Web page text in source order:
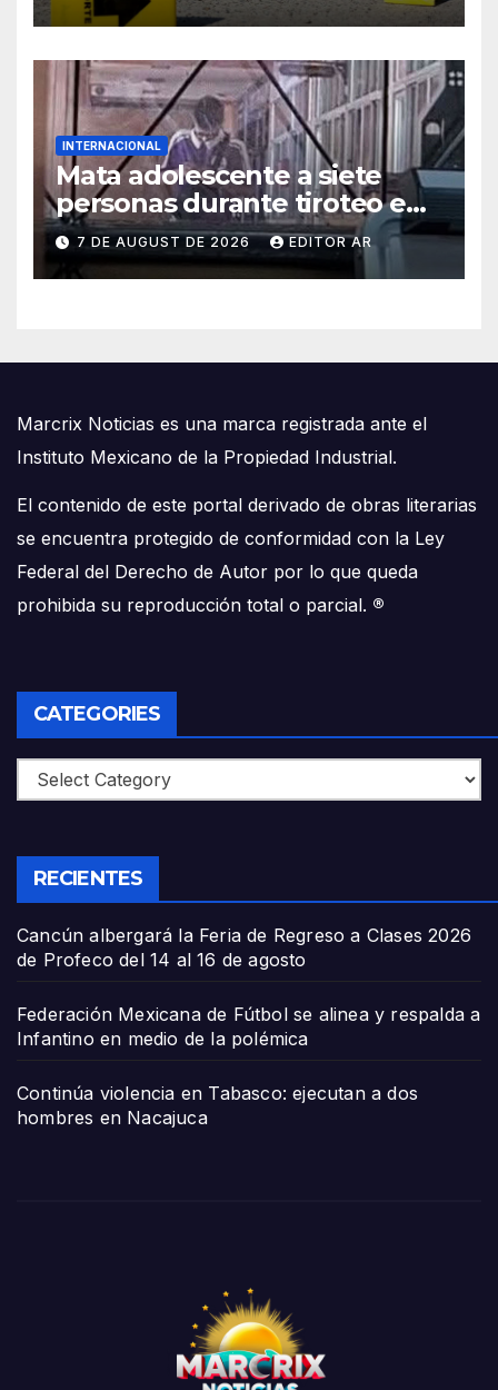
INTERNACIONAL
Mata adolescente a siete
personas durante tiroteo en
escuela de Tailandia
7 DE AUGUST DE 2026 EDITOR AR
Marcrix Noticias es una marca registrada ante el
Instituto Mexicano de la Propiedad Industrial.
El contenido de este portal derivado de obras literarias
se encuentra protegido de conformidad con la Ley
Federal del Derecho de Autor por lo que queda
prohibida su reproducción total o parcial. ®
CATEGORIES
Categories
RECIENTES
Cancún albergará la Feria de Regreso a Clases 2026
de Profeco del 14 al 16 de agosto
Federación Mexicana de Fútbol se alinea y respalda a
Infantino en medio de la polémica
Continúa violencia en Tabasco: ejecutan a dos
hombres en Nacajuca